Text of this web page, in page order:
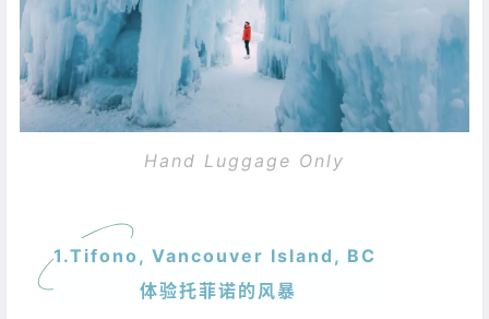
Hand Luggage Only
1.Tifono, Vancouver Island, BC
体验托菲诺的风暴